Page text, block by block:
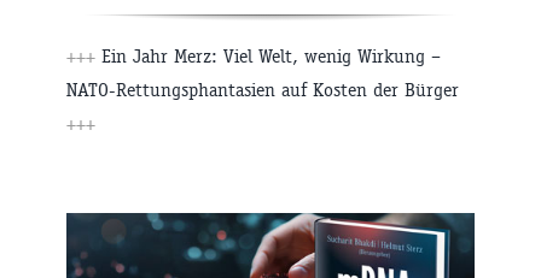
+++ Ein Jahr Merz: Viel Welt, wenig Wirkung –
NATO-Rettungsphantasien auf Kosten der Bürger
+++